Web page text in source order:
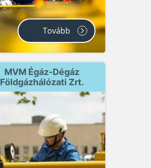
Tovább
MVM Égáz-Dégáz
Földgázhálózati Zrt.